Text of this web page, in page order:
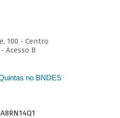
100 - Centro
Acesso B
no BNDES